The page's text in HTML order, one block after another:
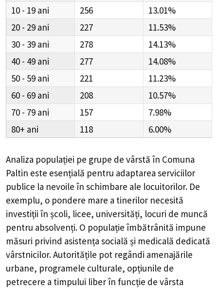
10 - 19
256
13.01%
20 - 29
227
11.53%
30 - 39
278
14.13%
40 - 49
277
14.08%
50 - 59
221
11.23%
60 - 69
208
10.57%
70 - 79
157
7.98%
80+
118 6.00%
Analiza populației pe grupe de vârstă în Comuna
Paltin este esențială pentru adaptarea serviciilor
publice la nevoile în schimbare ale locuitorilor. De
exemplu, o pondere mare a tinerilor necesită
investiții în școli, licee, universități, locuri de muncă
pentru absolvenți. O populație îmbătrânită impune
măsuri privind asistența socială și medicală dedicată
vârstnicilor. Autoritățile pot regândi amenajările
urbane, programele culturale, opțiunile de
petrecere a timpului liber în funcție de vârsta